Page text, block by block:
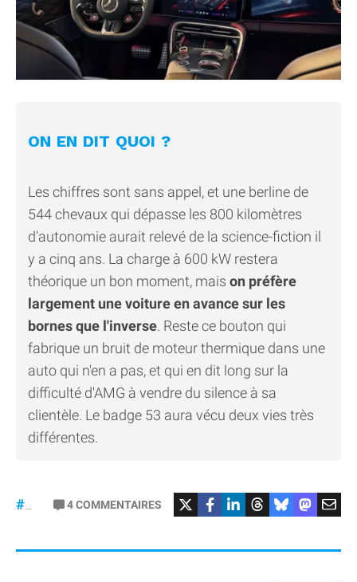
ON EN DIT QUOI ?
Les chiffres sont sans appel, et une berline de
544 chevaux qui dépasse les 800 kilomètres
d'autonomie aurait relevé de la science-fiction il
y a cinq ans. La charge à 600 kW restera
théorique un bon moment, mais on préfère
largement une voiture en avance sur les
bornes que l'inverse. Reste ce bouton qui
fabrique un bruit de moteur thermique dans une
auto qui n'en a pas, et qui en dit long sur la
difficulté d'AMG à vendre du silence à sa
clientèle. Le badge 53 aura vécu deux vies très
différentes.
#Mercedes
4COMMENTAIRES